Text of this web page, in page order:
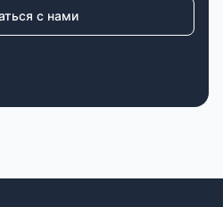
с нами